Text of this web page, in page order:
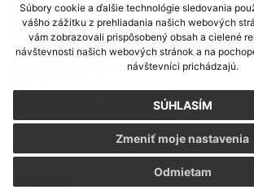
Súbory cookie a ďalšie technológie sledovania
vášho zážitku z prehliadania našich webových
vám zobrazovali prispôsobený obsah a cielené
návštevnosti našich webových stránok a na
návštevníci prichádzajú.
SÚHLASÍM
Odmietam
Zmeniť moje nastavenia
ŠPORTOVÉ AKCIE V
TOPĽOU